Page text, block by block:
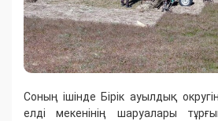
Соның ішінде Бірік ауылдық
елді мекенінің шаруалары